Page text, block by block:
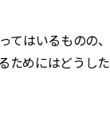
てはいるものの、
ためにはどうした